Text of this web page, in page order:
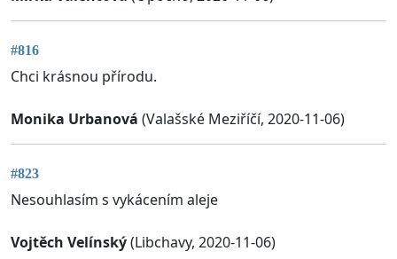
#816
Chci krásnou přírodu.
Monika Urbanová (Valašské Meziříčí, 2020-11-06)
#823
Nesouhlasím s vykácením aleje
Vojtěch Velínský(Libchavy, 2020-11-06)